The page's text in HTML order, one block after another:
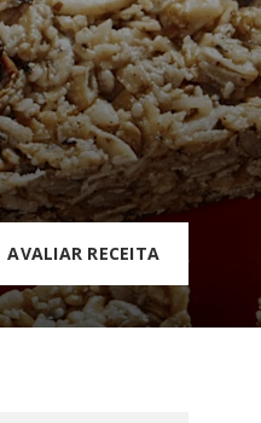
AVALIAR RECEITA